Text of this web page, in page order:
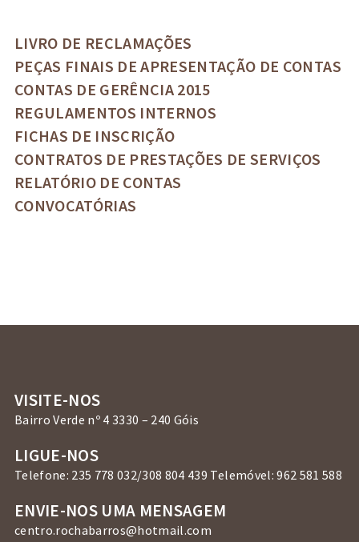
LIVRO DE RECLAMAÇÕES
PEÇAS FINAIS DE APRESENTAÇÃO DE CONTAS
CONTAS DE GERÊNCIA 2015
REGULAMENTOS INTERNOS
FICHAS DE INSCRIÇÃO
CONTRATOS DE PRESTAÇÕES DE SERVIÇOS
RELATÓRIO DE CONTAS
CONVOCATÓRIAS
VISITE-NOS
Bairro Verde nº 4 3330 – 240 Góis
LIGUE-NOS
Telefone: 235 778 032/308 804 439 Telemóvel: 962 581 588
ENVIE-NOS UMA MENSAGEM
centro.rochabarros@hotmail.com